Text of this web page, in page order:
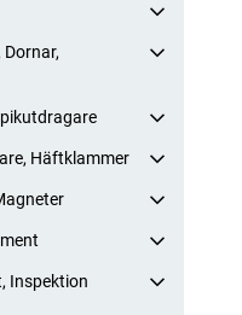
Häftklammer
Inspektion